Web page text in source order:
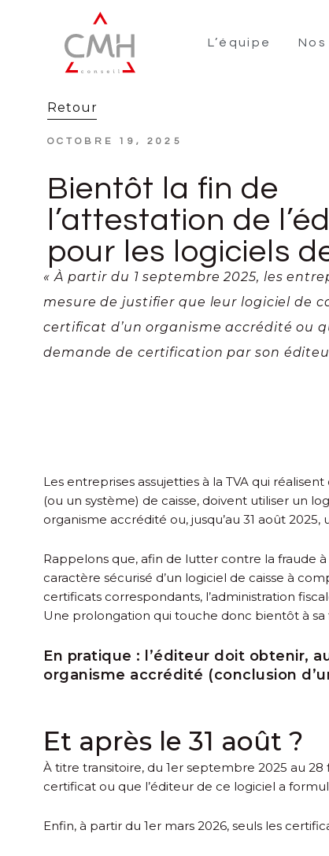
L’équipe
Retour
OCTOBRE 19, 2025
Bientôt la fin de
l’attestation de
pour les logiciels
« À partir du 1 septembre 2025, les
mesure de justifier que leur logiciel de
certificat d’un organisme accrédité ou
demande de certification par son
Les entreprises assujetties à la TVA qui
(ou un système) de caisse, doivent utiliser un
organisme accrédité ou, jusqu’au 31 août
Rappelons que, afin de lutter contre la fraude
caractère sécurisé d’un logiciel de caisse à
certificats correspondants, l’administration
Une prolongation qui touche donc bientôt à sa
En pratique : l’éditeur doit obtenir,
organisme accrédité (conclusion
Et après le 31 août ?
À titre transitoire, du 1er septembre 2025 au 28
certificat ou que l’éditeur de ce logiciel a
Enfin, à partir du 1er mars 2026, seuls les